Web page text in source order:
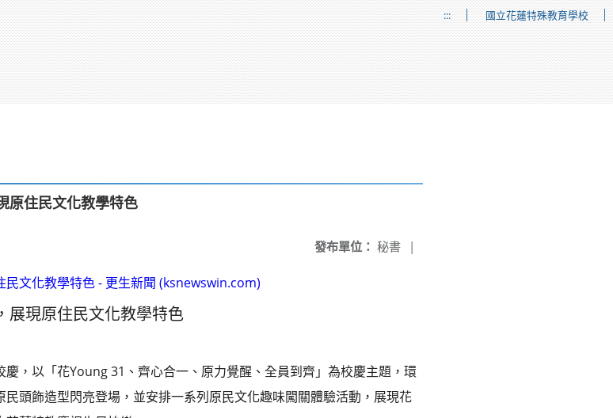
::: 國立花蓮特殊教育學校
原住民文化教學特色
發布單位： 秘書 |
文化教學特色 - 更生新聞 (ksnewswin.com)
展現原住民文化教學特色
，以「花Young 31、齊心合一、原力覺醒、全員到齊」為校慶主題，環
頭飾造型閃亮登場，並安排一系列原民文化趣味闖關體驗活動，展現花